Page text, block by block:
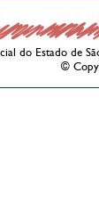
do Estado de
©